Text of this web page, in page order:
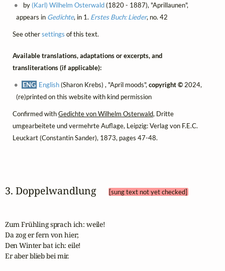
by (Karl) Wilhelm Osterwald(1820 - 1887), "Aprillaunen",
appears in Gedichte, in 1. Erstes Buch: Lieder, no. 42
See othersettings of this text.
Available translations, adaptations or excerpts, and
transliterations (if applicable):
ENG English(Sharon Krebs) , "April moods",copyright © 2024,
(re)printed on this website with kind permission
Confirmed withGedichte von Wilhelm Osterwald, Dritte
umgearbeitete und vermehrte Auflage, Leipzig: Verlag von F.E.C.
Leuckart (Constantin Sander), 1873, pages 47-48.
3. Doppelwandlung [sung text not yet checked]
Zum Frühling sprach ich: weile!
Da zog er fern von hier;
Den Winter bat ich: eile!
Er aber blieb bei mir.